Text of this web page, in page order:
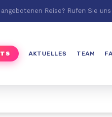
Reise? Rufen Sie uns
AKTUELLES TEAM